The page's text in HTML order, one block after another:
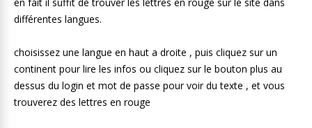
différentes langues.
choisissez une langue en haut a droite , puis cliquez sur un
continent pour lire les infos ou cliquez sur le bouton plus au
dessus du login et mot de passe pour voir du texte , et vous
trouverez des lettres en rouge